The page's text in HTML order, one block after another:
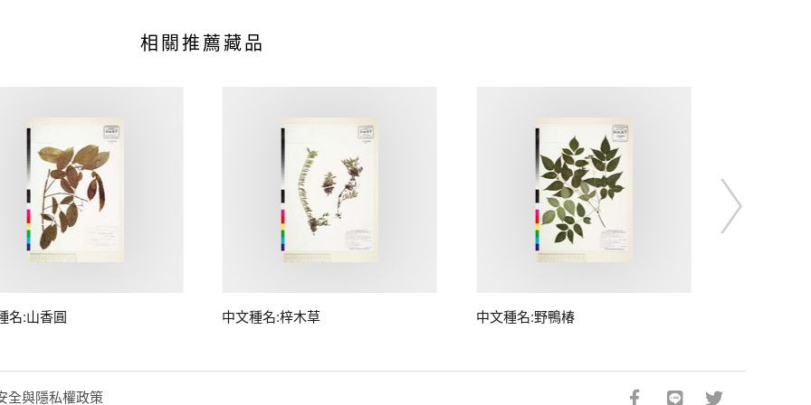
相關推薦藏品
名:山香圓 中文種名:梓木草 中文種名:野鴨椿
全與隱私權政策